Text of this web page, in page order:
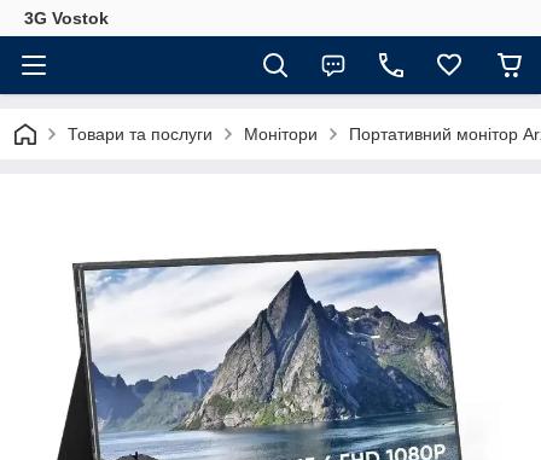
3G Vostok
Товари та послуги Монітори Портативний монітор